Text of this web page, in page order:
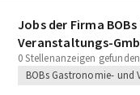
Jobs der Firma
Veranstaltungs-
0 Stellenanzeigen gefunden
BOBs Gastronomie- und